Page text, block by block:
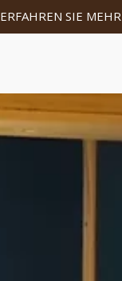
ERFAHREN SIE MEHR